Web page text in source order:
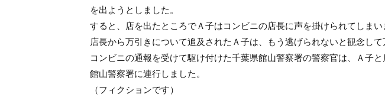
を出ようとしました。
すると、店を出たところでＡ子はコンビニの店長に声を掛けられてしまい
店長から万引きについて追及されたＡ子は、もう逃げられないと観念して
コンビニの通報を受けて駆け付けた千葉県館山警察署の警察官は、Ａ子
館山警察署に連行しました。
（フィクションです）